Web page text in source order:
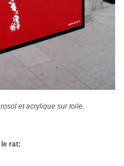
et acrylique sur toile.
rat: